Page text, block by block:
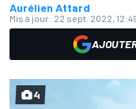
Aurélien Attard
Mis à jour: 22 sept. 2022,
4